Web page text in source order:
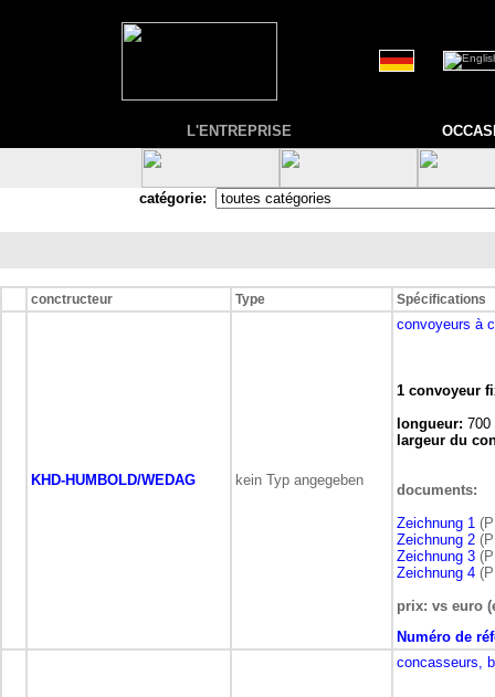
L'ENTREPRISE
catégorie:
conctructeur Type Spécifications
KHD-HUMBOLD/WEDAG kein Typ angegeben
convoyeurs à
1 convoyeur
longueur: 700
largeur du
documents:
Zeichnung 1
Zeichnung 2
Zeichnung 3
Zeichnung 4
prix: vs euro
Numéro de
concasseurs,